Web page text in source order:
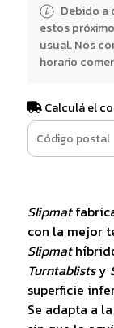
Debido a
estos
usual. Nos
horario
Calculá el
Slipmat
con la mejor
Slipmat
Turntablistsy
superficie
Se adapta a